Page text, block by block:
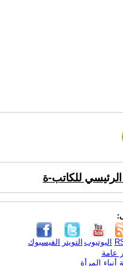
الرئيسي للكاتب-ة
الفيسبوك التويتر اليوتيوب
عامة
أنباء المرأة